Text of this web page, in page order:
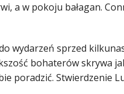
a w pokoju bałagan.
wydarzeń sprzed
bohaterów skrywa
poradzić. Stwierdzenie